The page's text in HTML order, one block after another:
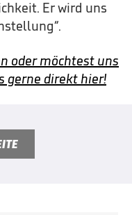
Er wird uns
oder möchtest uns
gerne direkt hier!